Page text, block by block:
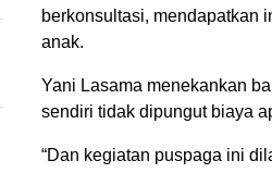
berkonsultasi, mendapatkan
anak.
Yani Lasama menekankan
sendiri tidak dipungut biaya
“Dan kegiatan puspaga ini